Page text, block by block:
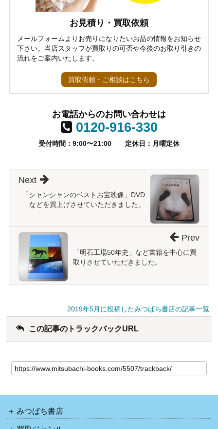
お見積り・買取依頼
メールフォームよりお売りになりたいお品の情報をお知らせ
下さい。当店スタッフが買取りの可否や今後のお取り引きの
流れをご案内いたします。
買取依頼・ご相談はこちら
お電話からのお問い合わせは
0120-916-330
受付時間：9:00〜21:00 定休日：月曜定休
「シャンシャンのベストお宝映像」DVD
などを買上げさせていただきました。
Next
「明石工場50年史」など書籍を中心に買
取りさせていただきました。
Prev
2019年5月に投稿したみつばち書店の記事一覧
この記事のトラックバックURL
みつばち書店